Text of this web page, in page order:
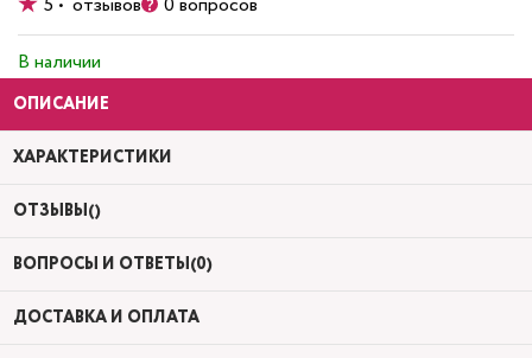
В наличии
ОПИСАНИЕ
ХАРАКТЕРИСТИКИ
ОТЗЫВЫ()
ВОПРОСЫ И ОТВЕТЫ(0)
ДОСТАВКА И ОПЛАТА